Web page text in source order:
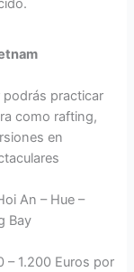
podrás practicar
como rafting,
en
An – Hue –
Bay
– 1.200 Euros por